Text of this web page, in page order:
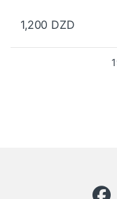
1,200 DZD
Ce produit a